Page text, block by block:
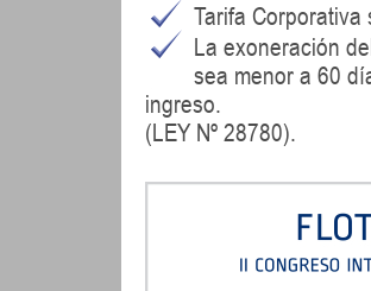
Tarifa Corporativa
La exoneración
sea menor a 60
ingreso.
(LEY Nº 28780).